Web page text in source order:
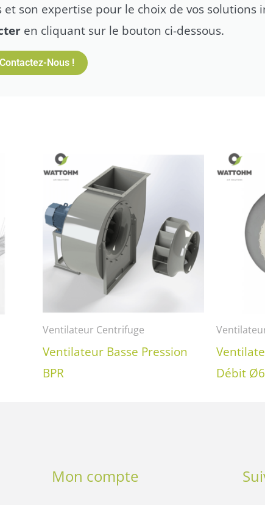
son expertise pour le choix de vos solutions
en cliquant sur le bouton ci-dessous.
Contactez-Nous !
Ventilateur Centrifuge
Ventilateur Basse Pression
BPR
Débit
Mon compte